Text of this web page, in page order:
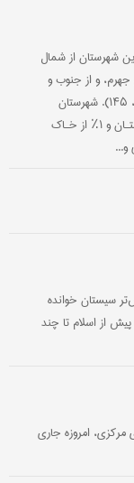
شهرستان از شمال
و از جنوب و
جنوب غربی به شهرستان لار محدود است ( اطلس ... ، ۱۴۵). شهرستان
زرین‌دشت بـا مساحت ۶۲۶‘۴ کمـ۲، ۸٪ از خـا‌ک استـان و ۱٪ از خـاک
سیستان خوانده
از اسلام تا چند
امروزه جاری